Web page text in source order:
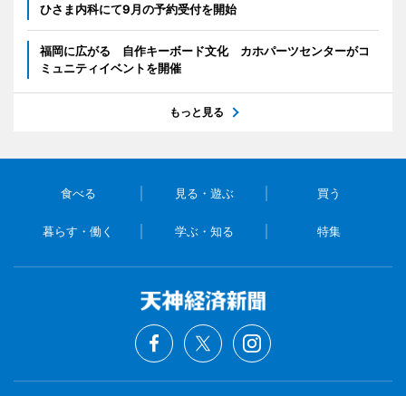
ひさま内科にて9月の予約受付を開始
福岡に広がる 自作キーボード文化 カホパーツセンターがコ
ミュニティイベントを開催
もっと見る
食べる 見る・遊ぶ 買う
暮らす・働く 学ぶ・知る 特集